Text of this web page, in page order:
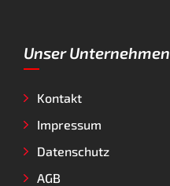
Unser Unternehmen
Kontakt
Impressum
Datenschutz
AGB